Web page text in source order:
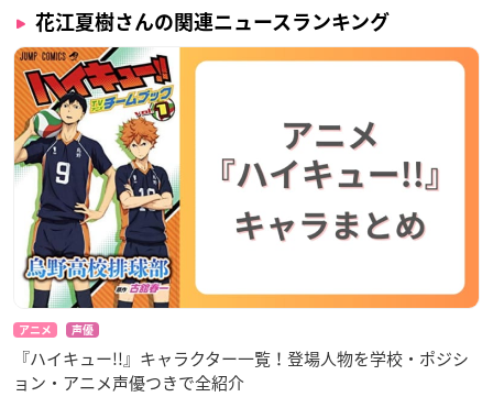
花江夏樹さんの関連ニュースランキング
アニメ 声優
『ハイキュー!!』キャラクター一覧！登場人物を学校・ポジシ
ョン・アニメ声優つきで全紹介